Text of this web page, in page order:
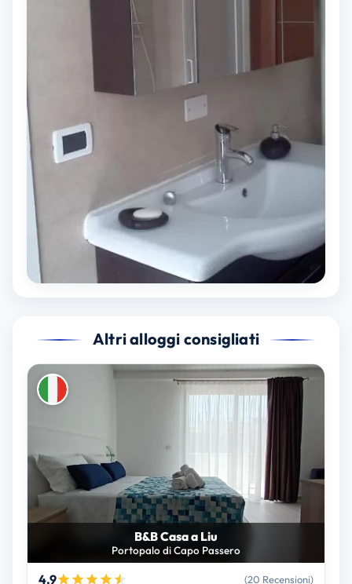
Altri alloggi consigliati
B&B Casa a Liu
Portopalo di Capo Passero
4.9 (20 Recensioni)